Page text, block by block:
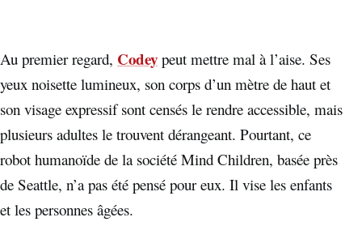
Au premier regard, Codey peut mettre mal à l’aise. Ses
yeux noisette lumineux, son corps d’un mètre de haut et
son visage expressif sont censés le rendre accessible, mais
plusieurs adultes le trouvent dérangeant. Pourtant, ce
robot humanoïde de la société Mind Children, basée près
de Seattle, n’a pas été pensé pour eux. Il vise les enfants
et les personnes âgées.